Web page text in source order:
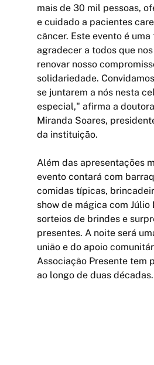
mais de 30 mil pessoas,
e cuidado a pacientes
câncer. Este evento é
agradecer a todos que
renovar nosso
solidariedade.
se juntarem a nós nesta
especial," afirma a
Miranda Soares,
da instituição.
Além das apresentações
evento contará com
comidas típicas,
show de mágica com Júlio
sorteios de brindes e
presentes. A noite será
união e do apoio
Associação Presente tem
ao longo de duas décadas.